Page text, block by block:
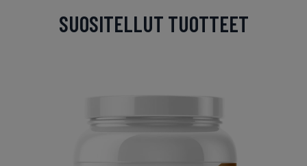
SUOSITELLUT TUOTTEET